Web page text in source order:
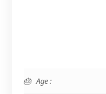
Age :